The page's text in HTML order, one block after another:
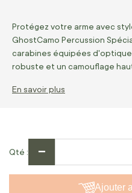
Protégez votre arme avec
GhostCamo Percussion
carabines équipées
robuste et un camouflage
En savoir plus
Qté −
Ajouter